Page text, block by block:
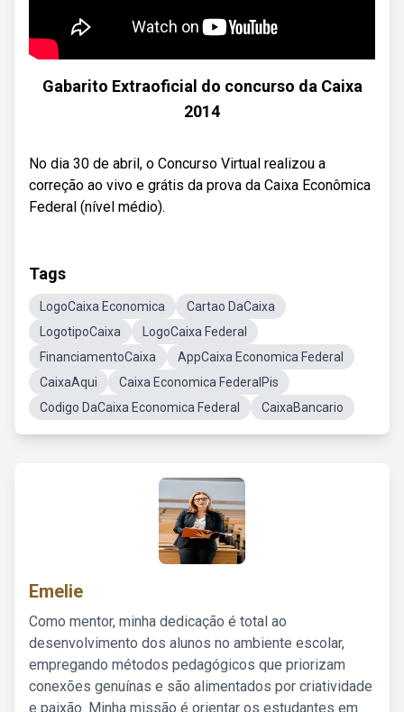
Gabarito Extraoficial do concurso da Caixa
2014
No dia 30 de abril, o Concurso Virtual realizou a
correção ao vivo e grátis da prova da Caixa Econômica
Federal (nível médio).
Tags
LogoCaixa Economica
Cartao DaCaixa
LogotipoCaixa
LogoCaixa Federal
FinanciamentoCaixa
AppCaixa Economica Federal
CaixaAqui
Caixa Economica FederalPis
Codigo DaCaixa Economica Federal
CaixaBancario
Emelie
Como mentor, minha dedicação é total ao
desenvolvimento dos alunos no ambiente escolar,
empregando métodos pedagógicos que priorizam
conexões genuínas e são alimentados por criatividade
e paixão. Minha missão é orientar os estudantes em